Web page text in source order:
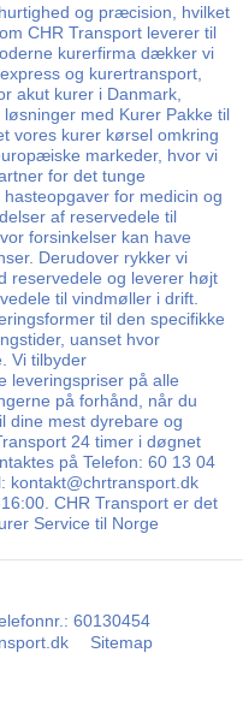
og præcision, hvilket
CHR Transport leverer til
kurerfirma dækker vi
og kurertransport,
akut kurer i Danmark,
med Kurer Pakke til
vores kurer kørsel omkring
markeder, hvor vi
for det tunge
for medicin og
af reservedele til
forsinkelser kan have
Derudover rykker vi
reservedele og leverer højt
til vindmøller i drift.
til den specifikke
uanset hvor
Vi tilbyder
leveringspriser på alle
på forhånd, når du
dine mest dyrebare og
24 timer i døgnet
på Telefon: 60 13 04
kontakt@chrtransport.dk
CHR Transport er det
Service til Norge
: 60130454
Sitemap